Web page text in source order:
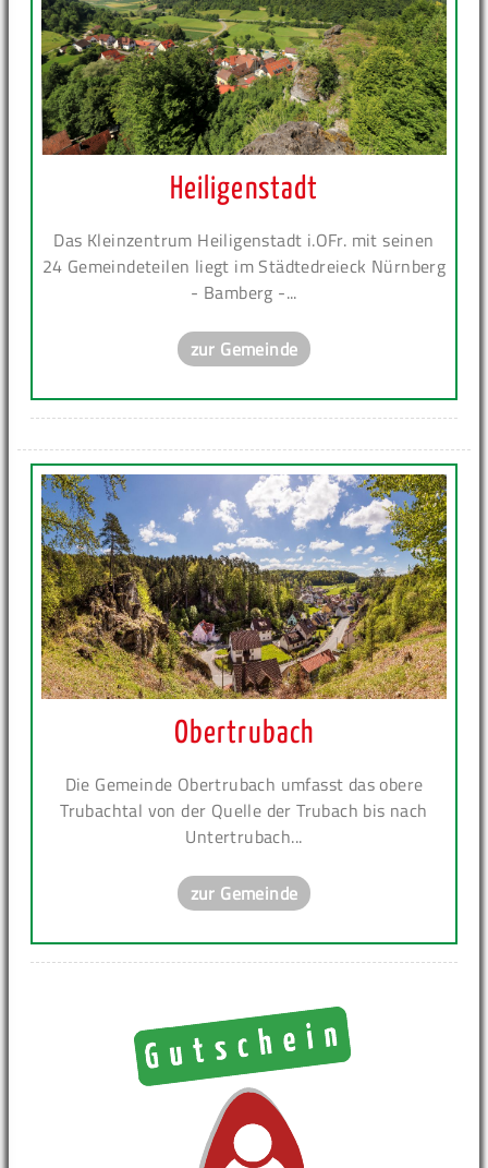
Heiligenstadt
Das Kleinzentrum Heiligenstadt i.OFr. mit seinen
24 Gemeindeteilen liegt im Städtedreieck Nürnberg
- Bamberg -...
zur Gemeinde
Obertrubach
Die Gemeinde Obertrubach umfasst das obere
Trubachtal von der Quelle der Trubach bis nach
Untertrubach...
zur Gemeinde